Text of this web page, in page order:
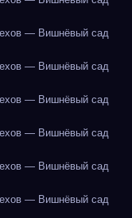
— Вишнёвый сад
— Вишнёвый сад
— Вишнёвый сад
— Вишнёвый сад
— Вишнёвый сад
— Вишнёвый сад